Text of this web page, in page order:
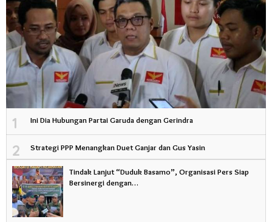
1 Ini Dia Hubungan Partai Garuda dengan Gerindra
2 Strategi PPP Menangkan Duet Ganjar dan Gus Yasin
Tindak Lanjut “Duduk Basamo”, Organisasi Pers Siap
Bersinergi dengan…